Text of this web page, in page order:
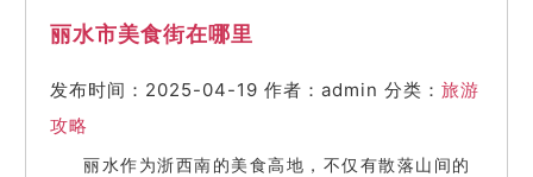
丽水市美食街在哪里
发布时间：2025-04-19 作者：admin 分类： 旅游
攻略
丽水作为浙西南的美食高地，不仅有散落山间的